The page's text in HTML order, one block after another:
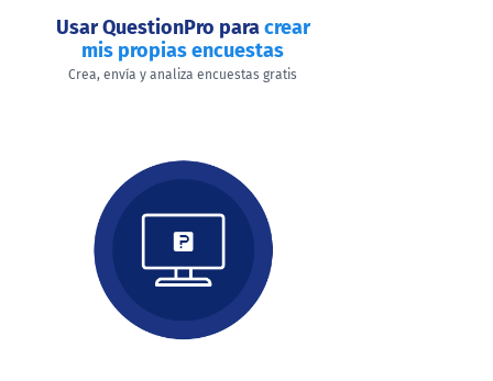
Usar QuestionPro paracrear
mis propias encuestas
Crea, envía y analiza encuestas gratis